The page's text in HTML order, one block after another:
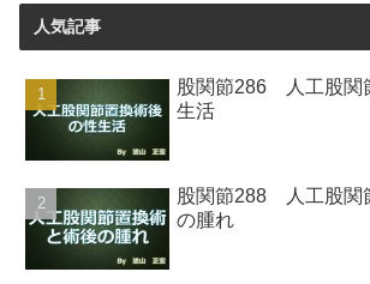
人気記事
股関節286 人工股関
生活
股関節288 人工股関
の腫れ